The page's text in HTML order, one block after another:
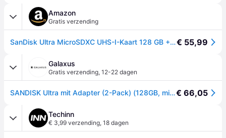
Amazon
Gratis verzending
SanDisk Ultra MicroSDXC UHS-I-Kaart 128 GB + SD-Adapter Pak Van 3 (Voor Smartphones En Tablets, A1, Class 10, U1, Full HD Video's, Tot 140 MB/s Leessnelheid, 10 Jaar Beperkte Garantie)€ 55,99
Galaxus
Gratis verzending, 12-22 dagen
SANDISK Ultra mit Adapter (2-Pack) (128GB, microSDXC, U1, UHS-I), Geheugenkaart, Rood, Grijs€ 66,05
Techinn
€ 3,99 verzending, 18 dagen